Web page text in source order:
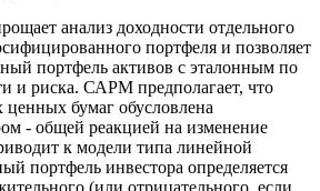
анализ доходности отдельного
портфеля и позволяет
портфель активов с эталонным по
и риска. САРМ предполагает, что
ценных бумаг обусловлена
- общей реакцией на изменение
к модели типа линейной
портфель инвестора определяется
(или отрицательного, если